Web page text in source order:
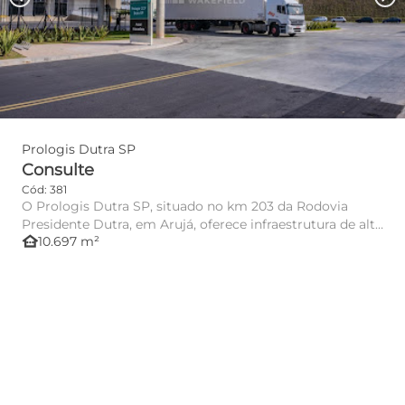
Prologis Dutra SP
Consulte
Cód: 381
O Prologis Dutra SP, situado no km 203 da Rodovia
Presidente Dutra, em Arujá, oferece infraestrutura de alto
padrão pa...
other_houses10.697 m²